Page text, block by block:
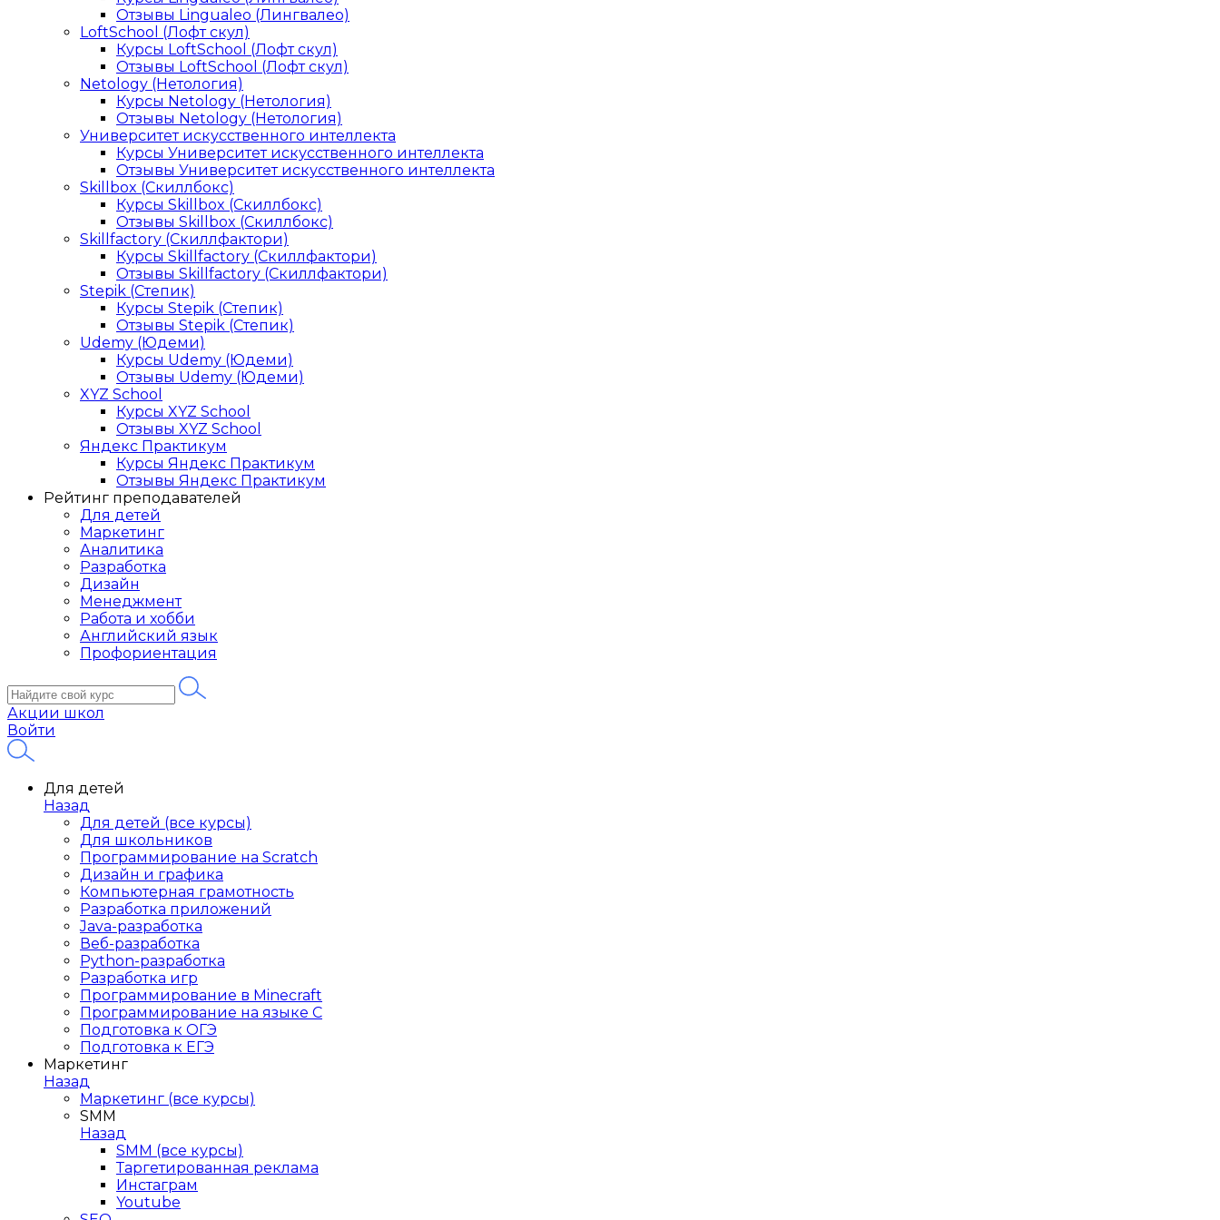
Отзывы Lingualeo (Лингвалео)
LoftSchool (Лофт скул)
Курсы LoftSchool (Лофт скул)
Отзывы LoftSchool (Лофт скул)
Netology (Нетология)
Курсы Netology (Нетология)
Отзывы Netology (Нетология)
Университет искусственного интеллекта
Курсы Университет искусственного интеллекта
Отзывы Университет искусственного интеллекта
Skillbox (Скиллбокс)
Курсы Skillbox (Скиллбокс)
Отзывы Skillbox (Скиллбокс)
Skillfactory (Скиллфактори)
Курсы Skillfactory (Скиллфактори)
Отзывы Skillfactory (Скиллфактори)
Stepik (Степик)
Курсы Stepik (Степик)
Отзывы Stepik (Степик)
Udemy (Юдеми)
Курсы Udemy (Юдеми)
Отзывы Udemy (Юдеми)
XYZ School
Курсы XYZ School
Отзывы XYZ School
Яндекс Практикум
Курсы Яндекс Практикум
Отзывы Яндекс Практикум
Рейтинг преподавателей
Для детей
Маркетинг
Аналитика
Разработка
Дизайн
Менеджмент
Работа и хобби
Английский язык
Профориентация
Акции школ
Войти
Для детей
Назад
Для детей (все курсы)
Для школьников
Программирование на Scratch
Дизайн и графика
Компьютерная грамотность
Разработка приложений
Java-разработка
Веб-разработка
Python-разработка
Разработка игр
Программирование в Minecraft
Программирование на языке C
Подготовка к ОГЭ
Подготовка к ЕГЭ
Маркетинг
Назад
Маркетинг (все курсы)
SMM
Назад
SMM (все курсы)
Таргетированная реклама
Инстаграм
Youtube